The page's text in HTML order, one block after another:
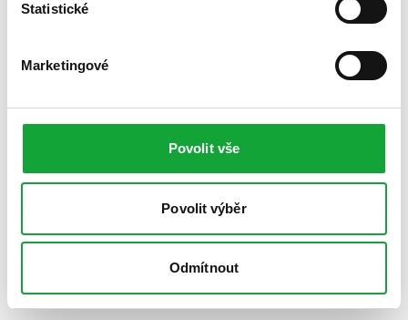
Statistické
Marketingové
Povolit vše
Povolit výběr
Odmítnout